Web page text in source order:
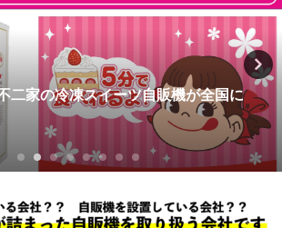
二家の冷凍スイーツ自販機が全国に